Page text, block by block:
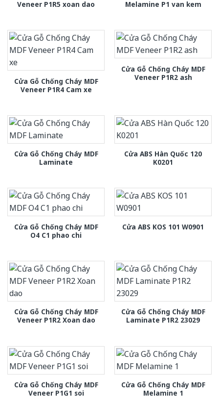
Veneer P1R5 xoan dao
Melamine P1 van kem
Cửa Gỗ Chống Cháy MDF
Veneer P1R4 Cam xe
Cửa Gỗ Chống Cháy MDF
Veneer P1R2 ash
Cửa Gỗ Chống Cháy MDF
Laminate
Cửa ABS Hàn Quốc 120
K0201
Cửa Gỗ Chống Cháy MDF
O4 C1 phao chi
Cửa ABS KOS 101 W0901
Cửa Gỗ Chống Cháy MDF
Veneer P1R2 Xoan dao
Cửa Gỗ Chống Cháy MDF
Laminate P1R2 23029
Cửa Gỗ Chống Cháy MDF
Veneer P1G1 soi
Cửa Gỗ Chống Cháy MDF
Melamine 1